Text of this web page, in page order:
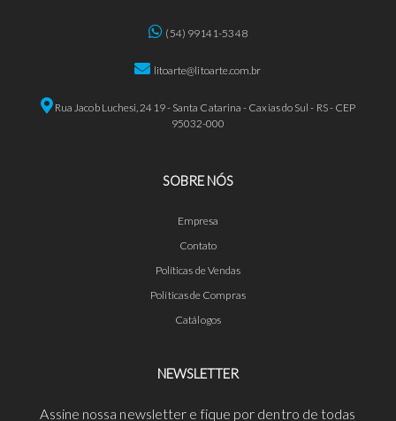
(54) 99141-5348
litoarte@litoarte.com.br
Rua Jacob Luchesi, 2419 - Santa Catarina - Caxias do Sul - RS - CEP
95032-000
SOBRE NÓS
Empresa
Contato
Políticas de Vendas
Políticas de Compras
Catálogos
NEWSLETTER
Assine nossa newsletter e fique por dentro de todas